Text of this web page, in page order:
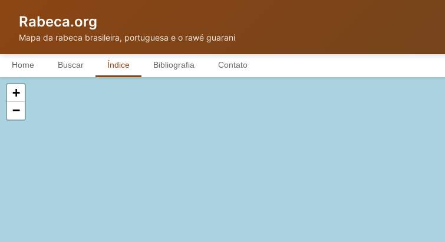
Rabeca.org
Mapa da rabeca brasileira, portuguesa e o rawé guarani
Home Buscar Índice Bibliografia Contato
+
−